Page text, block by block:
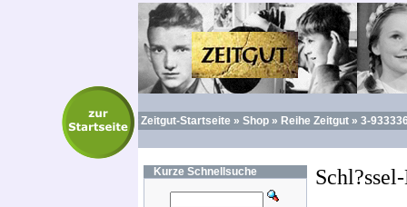
Zeitgut-Startseite » Shop » Reihe Zeitgut » 3-
Kurze Schnellsuche